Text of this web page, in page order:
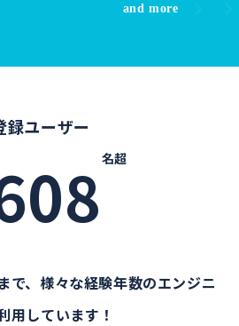
and more
録ユーザー
名超
で、様々な経験年数のエンジニ
用しています！